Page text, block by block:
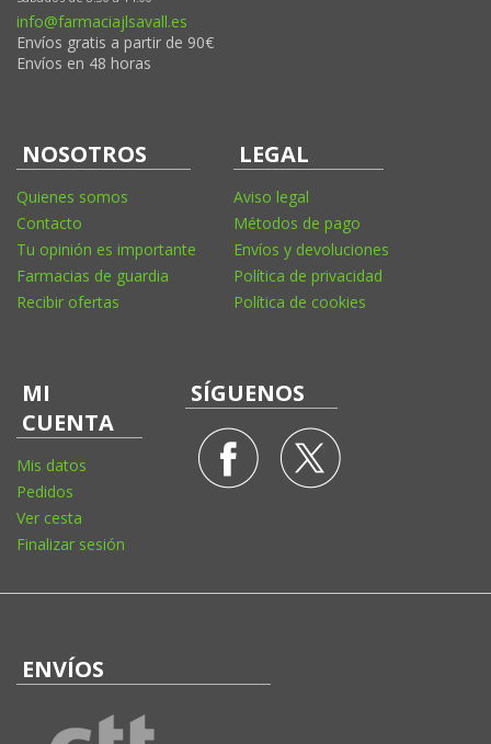
info@farmaciajlsavall.es
Envíos gratis a partir de 90€
Envíos en 48 horas
NOSOTROS
Quienes somos
Contacto
Tu opinión es importante
Farmacias de guardia
Recibir ofertas
LEGAL
Aviso legal
Métodos de pago
Envíos y devoluciones
Política de privacidad
Política de cookies
MI
CUENTA
Mis datos
Pedidos
Ver cesta
Finalizar sesión
SÍGUENOS
ENVÍOS